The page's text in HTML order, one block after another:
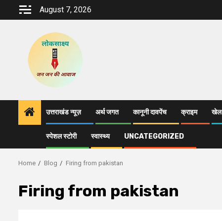
August 7, 2026
उत्तराखंड न्यूज़ अर्थ जगत कानूनी दावपेंच क्राइम खेल
स्पेशल स्टोरी स्वास्थ्य UNCATEGORIZED
Home Blog Firing from pakistan
Firing from pakistan